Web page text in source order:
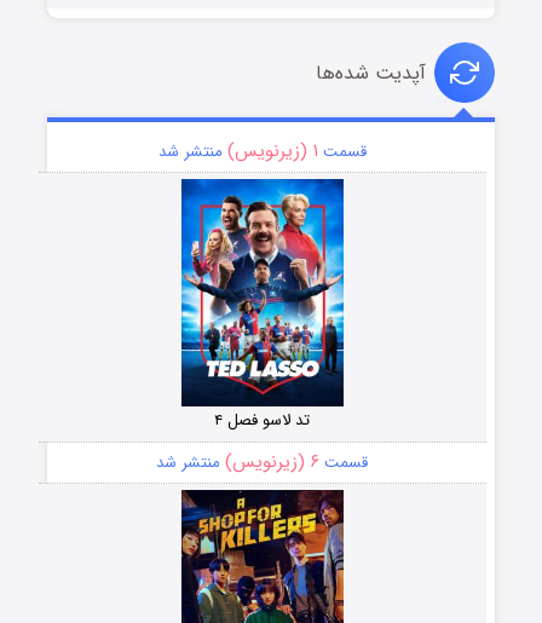
آپدیت شده‌ها
قسمت ۱ (زیرنویس) منتشر شد
تد لاسو فصل ۴
قسمت ۶ (زیرنویس) منتشر شد